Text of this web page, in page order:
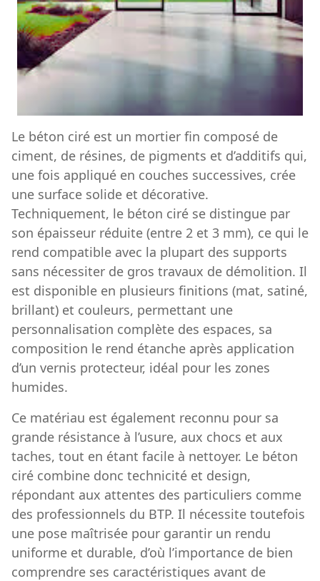
Le béton ciré est un mortier fin composé de
ciment, de résines, de pigments et d’additifs qui,
une fois appliqué en couches successives, crée
une surface solide et décorative.
Techniquement, le béton ciré se distingue par
son épaisseur réduite (entre 2 et 3 mm), ce qui le
rend compatible avec la plupart des supports
sans nécessiter de gros travaux de démolition. Il
est disponible en plusieurs finitions (mat, satiné,
brillant) et couleurs, permettant une
personnalisation complète des espaces, sa
composition le rend étanche après application
d’un vernis protecteur, idéal pour les zones
humides.
Ce matériau est également reconnu pour sa
grande résistance à l’usure, aux chocs et aux
taches, tout en étant facile à nettoyer. Le béton
ciré combine donc technicité et design,
répondant aux attentes des particuliers comme
des professionnels du BTP. Il nécessite toutefois
une pose maîtrisée pour garantir un rendu
uniforme et durable, d’où l’importance de bien
comprendre ses caractéristiques avant de